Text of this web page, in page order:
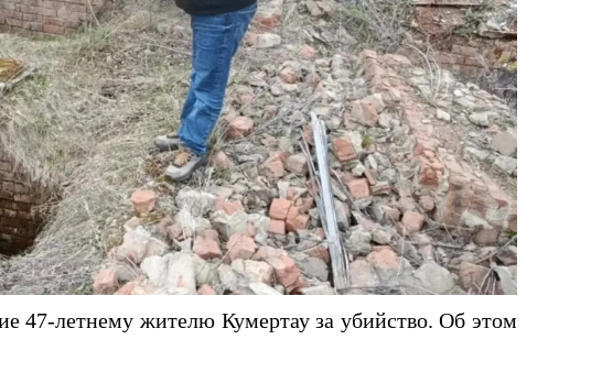
47-летнему жителю Кумертау за убийство. Об этом